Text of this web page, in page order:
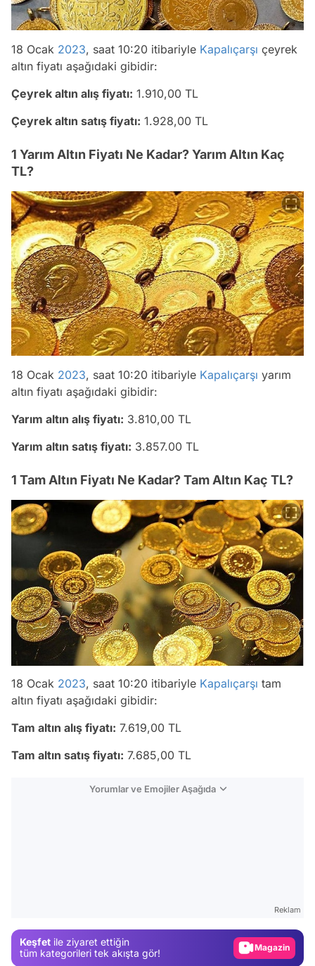
18 Ocak 2023, saat 10:20 itibariyle Kapalıçarşı çeyrek
altın fiyatı aşağıdaki gibidir:
Çeyrek altın alış fiyatı: 1.910,00 TL
Çeyrek altın satış fiyatı: 1.928,00 TL
1 Yarım Altın Fiyatı Ne Kadar? Yarım Altın Kaç
TL?
18 Ocak 2023, saat 10:20 itibariyle Kapalıçarşı yarım
altın fiyatı aşağıdaki gibidir:
Yarım altın alış fiyatı: 3.810,00 TL
Yarım altın satış fiyatı: 3.857.00 TL
1 Tam Altın Fiyatı Ne Kadar? Tam Altın Kaç TL?
18 Ocak 2023, saat 10:20 itibariyle Kapalıçarşı tam
altın fiyatı aşağıdaki gibidir:
Tam altın alış fiyatı: 7.619,00 TL
Tam altın satış fiyatı: 7.685,00 TL
Yorumlar ve Emojiler Aşağıda
Reklam
Keşfet ile ziyaret ettiğin
tüm kategorileri tek akışta gör!
Magazin